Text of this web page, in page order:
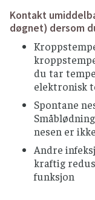
Kontakt
døgnet) dersom
du tar
elektronisk
Spontane
nesen er
Andre
kraftig
funksjon